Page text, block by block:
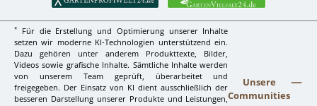
*
Für die Erstellung und Optimierung unserer Inhalte
setzen wir moderne KI-Technologien unterstützend ein.
Dazu gehören unter anderem Produkttexte, Bilder,
Videos sowie grafische Inhalte. Sämtliche Inhalte werden
von unserem Team geprüft, überarbeitet und
freigegeben. Der Einsatz von KI dient ausschließlich der
besseren Darstellung unserer Produkte und Leistungen,
Unsere
Communities